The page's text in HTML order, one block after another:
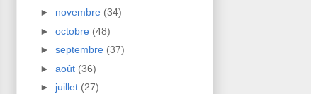
► novembre (34)
► octobre (48)
► septembre (37)
► août (36)
► juillet (27)